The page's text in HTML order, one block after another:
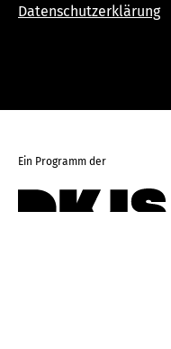
Datenschutzerklärung
Ein Programm der